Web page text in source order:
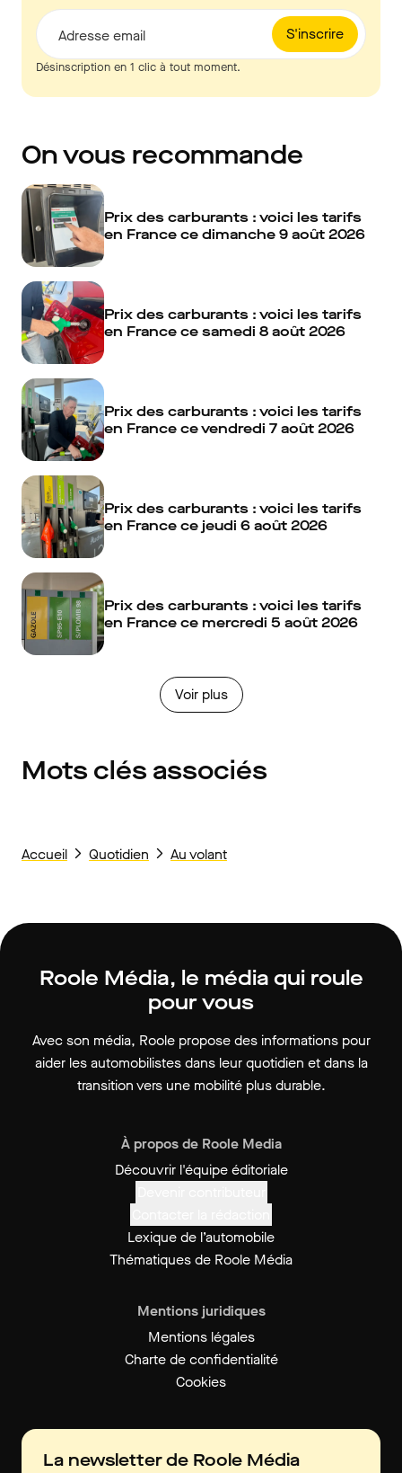
S'inscrire
Adresse email
Désinscription en 1 clic à tout moment.
On vous recommande
Prix des carburants : voici les tarifs
en France ce dimanche 9 août 2026
Prix des carburants : voici les tarifs
en France ce samedi 8 août 2026
Prix des carburants : voici les tarifs
en France ce vendredi 7 août 2026
Prix des carburants : voici les tarifs
en France ce jeudi 6 août 2026
Prix des carburants : voici les tarifs
en France ce mercredi 5 août 2026
Voir plus
Mots clés associés
Accueil Quotidien Au volant
Roole Média, le média qui roule
pour vous
Avec son média, Roole propose des informations pour
aider les automobilistes dans leur quotidien et dans la
transition vers une mobilité plus durable.
À propos de Roole Media
Découvrir l'équipe éditoriale
Lexique de l’automobile
Thématiques de Roole Média
Mentions juridiques
Mentions légales
Charte de confidentialité
Cookies
La newsletter de Roole Média